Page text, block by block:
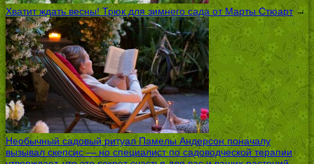
Хватит ждать весны! Трюк для зимнего сада от Марты Стюарт→
Необычный садовый ритуал Памелы Андерсон поначалу
вызывал скепсис — но специалист по садоводческой терапии